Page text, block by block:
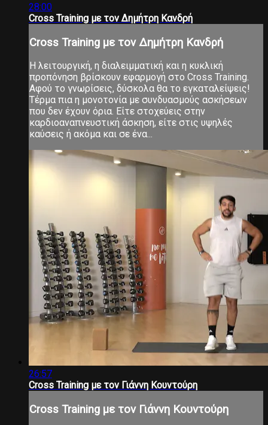
28:00
Cross Training με τον Δημήτρη Κανδρή
Cross Training με τον Δημήτρη Κανδρή
Η λειτουργική, η διαλειμματική και η κυκλική
προπόνηση βρίσκουν εφαρμογή στο Cross Training.
Αφού το γνωρίσεις, δύσκολα θα το εγκαταλείψεις!
Τέρμα πια η μονοτονία με συνδυασμούς ασκήσεων
που δεν έχουν όρια. Είτε στοχεύεις στην
καρδιοαναπνευστική άσκηση, είτε στις υψηλές
καύσεις ή ακόμα και σε ένα...
26:57
Cross Training με τον Γιάννη Κουντούρη
Cross Training με τον Γιάννη Κουντούρη